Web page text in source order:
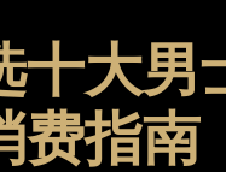
十大男
费指南